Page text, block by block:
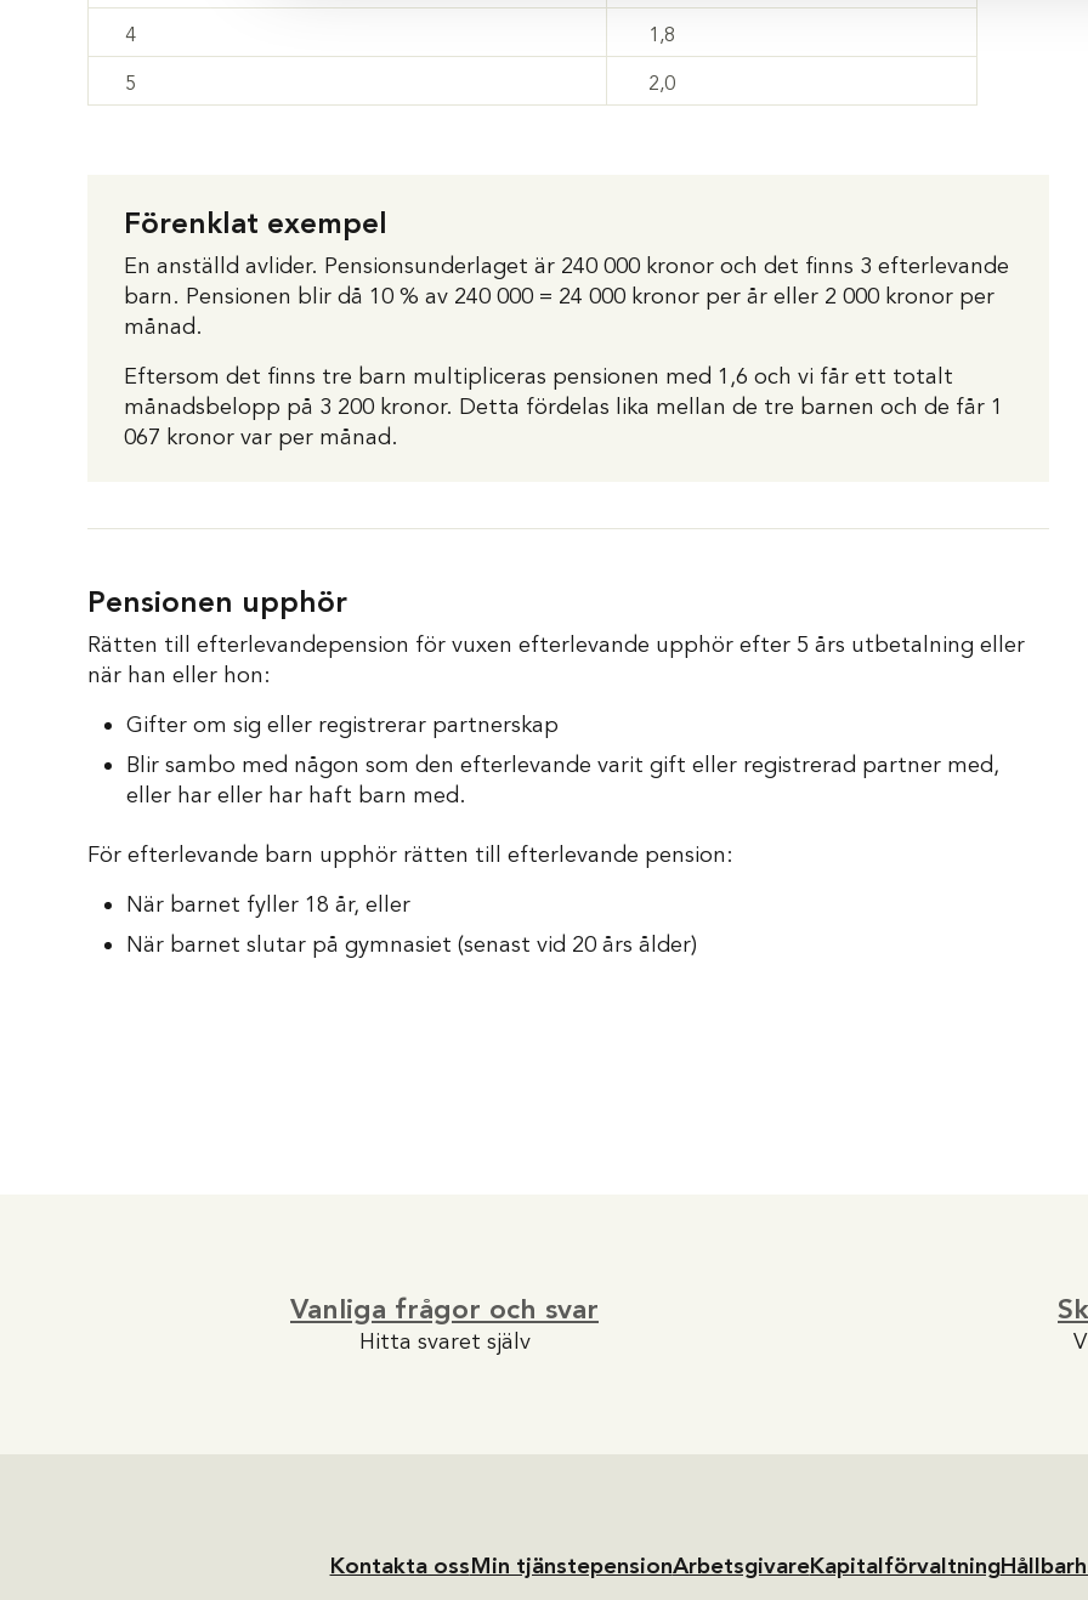
4
1,8
5
2,0
Förenklat exempel
En anställd avlider. Pensionsunderlaget är 240 000 kronor och det finns 3 efterlevande
barn. Pensionen blir då 10 % av 240 000 = 24 000 kronor per år eller 2 000 kronor per
månad.
Eftersom det finns tre barn multipliceras pensionen med 1,6 och vi får ett totalt
månadsbelopp på 3 200 kronor. Detta fördelas lika mellan de tre barnen och de får 1
067 kronor var per månad.
Pensionen upphör
Rätten till efterlevandepension för vuxen efterlevande upphör efter 5 års utbetalning eller
när han eller hon:
Gifter om sig eller registrerar partnerskap
Blir sambo med någon som den efterlevande varit gift eller registrerad partner med,
eller har eller har haft barn med.
För efterlevande barn upphör rätten till efterlevande pension:
När barnet fyller 18 år, eller
När barnet slutar på gymnasiet (senast vid 20 års ålder)
Vanliga frågor och svar
Hitta svaret själv
Kontakta ossMin tjänstepensionArbetsgivareKapitalförvaltning